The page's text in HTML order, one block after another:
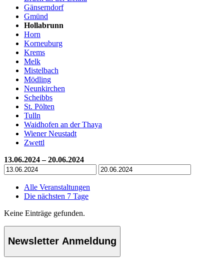
Gänserndorf
Gmünd
Hollabrunn
Horn
Korneuburg
Krems
Melk
Mistelbach
Mödling
Neunkirchen
Scheibbs
St. Pölten
Tulln
Waidhofen an der Thaya
Wiener Neustadt
Zwettl
13.06.2024 – 20.06.2024
Alle Veranstaltungen
Die nächsten 7 Tage
Keine Einträge gefunden.
Newsletter Anmeldung